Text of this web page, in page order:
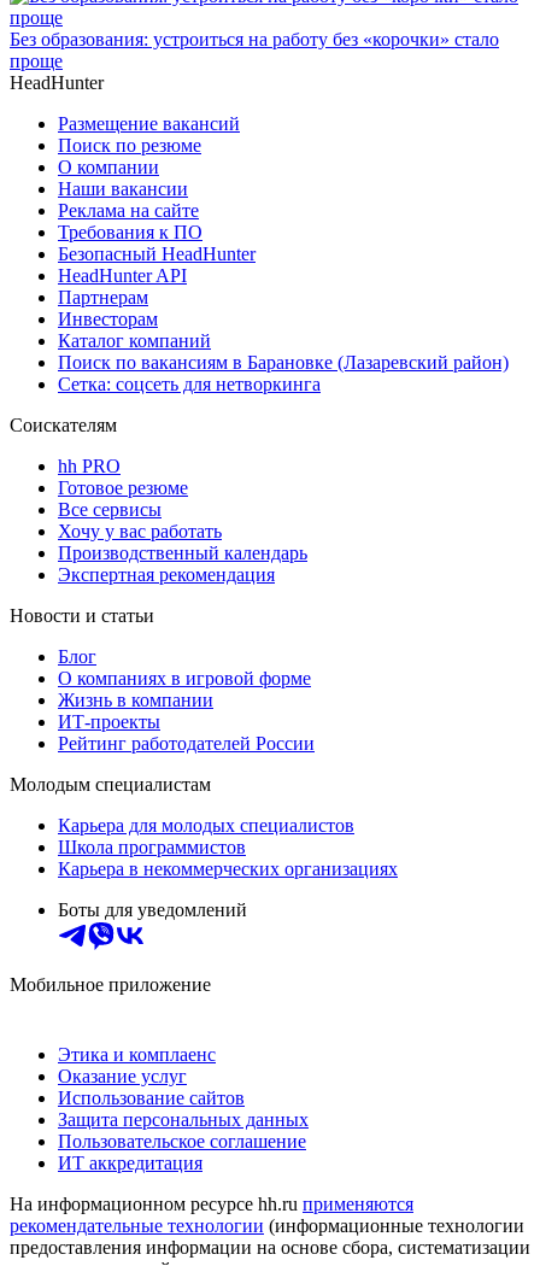
Без образования: устроиться на работу без «корочки» стало
проще
HeadHunter
Размещение вакансий
Поиск по резюме
О компании
Наши вакансии
Реклама на сайте
Требования к ПО
Безопасный HeadHunter
HeadHunter API
Партнерам
Инвесторам
Каталог компаний
Поиск по вакансиям в Барановке (Лазаревский район)
Сетка: соцсеть для нетворкинга
Соискателям
hh PRO
Готовое резюме
Все сервисы
Хочу у вас работать
Производственный календарь
Экспертная рекомендация
Новости и статьи
Блог
О компаниях в игровой форме
Жизнь в компании
ИТ-проекты
Рейтинг работодателей России
Молодым специалистам
Карьера для молодых специалистов
Школа программистов
Карьера в некоммерческих организациях
Боты для уведомлений
Мобильное приложение
Этика и комплаенс
Оказание услуг
Использование сайтов
Защита персональных данных
Пользовательское соглашение
ИТ аккредитация
На информационном ресурсе hh.ru применяются
рекомендательные технологии (информационные технологии
предоставления информации на основе сбора, систематизации